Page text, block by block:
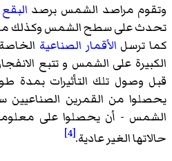
وتقوم مراصد الشمس برصد
تحدث على سطح الشمس وكذلك
كما ترسل الأقمار الصناعية
الكبيرة على الشمس و تتبع
قبل وصول تلك التأثيرات بمدة
يحصلوا من القمرين الصناعيين
الشمس - أن يحصلوا على
حالاتها الغير عادية.[4]